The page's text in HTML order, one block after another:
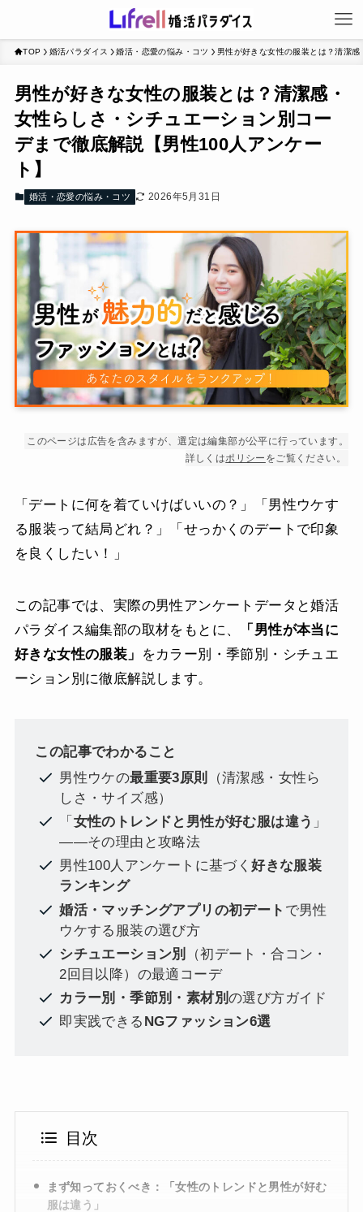
TOP 婚活パラダイス 婚活・恋愛の悩み・コツ 男性が好きな女性の服装とは？清潔
男性が好きな女性の服装とは？清潔感・
女性らしさ・シチュエーション別コー
デまで徹底解説【男性100人アンケー
ト】
婚活・恋愛の悩み・コツ 2026年5月31日
このページは広告を含みますが、選定は編集部が公平に行っています。
詳しくはポリシー をご覧ください。
「デートに何を着ていけばいいの？」「男性ウケす
る服装って結局どれ？」「せっかくのデートで印象
を良くしたい！」
この記事では、実際の男性アンケートデータと婚活
パラダイス編集部の取材をもとに、
「男性が本当に
好きな女性の服装」
をカラー別・季節別・シチュエ
ーション別に徹底解説します。
この記事でわかること
男性ウケの最重要3原則
（清潔感・女性ら
しさ・サイズ感）
「 女性のトレンドと男性が好む服は違う 」
——その理由と攻略法
男性100人アンケートに基づく好きな服装
ランキング
婚活・マッチングアプリの初デート で男性
ウケする服装の選び方
シチュエーション別
（初デート・合コン・
2回目以降）の最適コーデ
カラー別・季節別・素材別の選び方ガイド
即実践できる NGファッション6選
目次
まず知っておくべき：「女性のトレンドと男性が好む
服は違う」